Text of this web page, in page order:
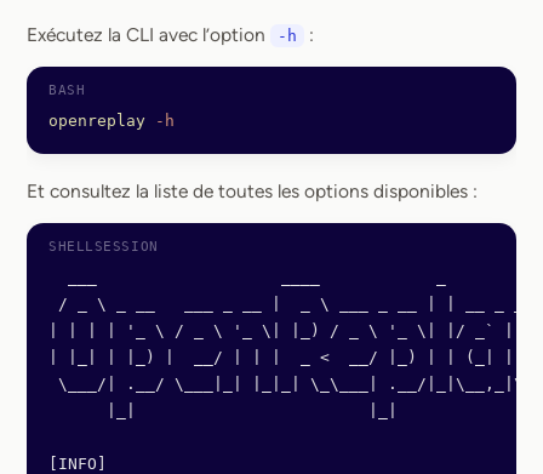
Exécutez la CLI avec l’option -h :
openreplay -h
Et consultez la liste de toutes les options disponibles :
/ _ \ _ __   ___ _ __ |  _ \ ___ _ __ | | __ _ _
| | | | '_ \ / _ \ '_ \| |_) / _ \ '_ \| |/ _` | |
| |_| | |_) |  __/ | | |  _ <  __/ |_) | | (_| |
\___/| .__/ \___|_| |_|_| \_\___| .__/
[INFO]